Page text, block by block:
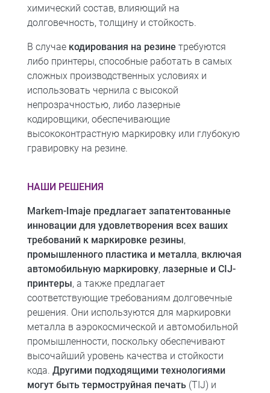
химический состав, влияющий на
долговечность, толщину и стойкость.
В случае кодирования на резине требуются
либо принтеры, способные работать в самых
сложных производственных условиях и
использовать чернила с высокой
непрозрачностью, либо лазерные
кодировщики, обеспечивающие
высококонтрастную маркировку или глубокую
гравировку на резине.
НАШИ РЕШЕНИЯ
Markem-Imaje предлагает запатентованные
инновации для удовлетворения всех ваших
требований к маркировке резины,
промышленного пластика и металла, включая
автомобильную маркировку, лазерные и CIJ-
принтеры, а также предлагает
соответствующие требованиям долговечные
решения. Они используются для маркировки
металла в аэрокосмической и автомобильной
промышленности, поскольку обеспечивают
высочайший уровень качества и стойкости
кода. Другими подходящими технологиями
могут быть термоструйная печать(TIJ) и